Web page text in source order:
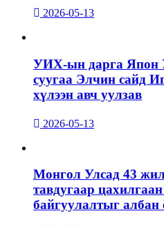
2026-05-13
УИХ-ын дарга Япон
суугаа Элчин сайд
хүлээн авч уулзав
2026-05-13
Монгол Улсад 43
тавдугаар
байгуулалтыг албан